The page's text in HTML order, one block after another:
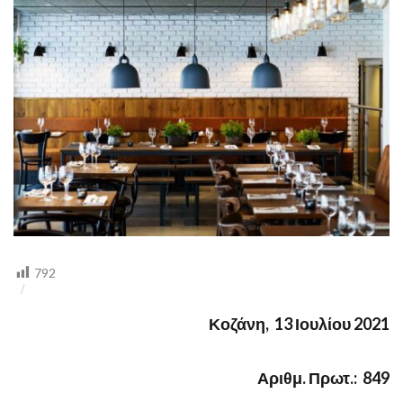
31
ΑΥΓΟΥΣΤΟΥ
2021
792
Κοζάνη, 13 Ιουλίου 2021
Αριθμ. Πρωτ.: 849